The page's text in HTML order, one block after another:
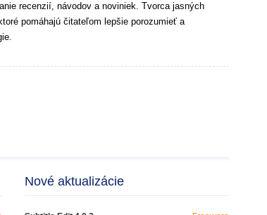
recenzií, návodov a noviniek. Tvorca jasných
pomáhajú čitateľom lepšie porozumieť a
Nové aktualizácie